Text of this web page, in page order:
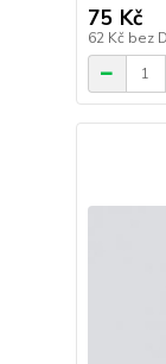
75 Kč
62 Kč bez